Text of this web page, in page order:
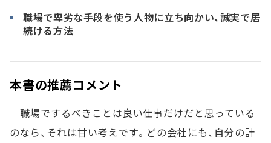
職場で卑劣な手段を使う人物に立ち向かい、誠実で居
続ける方法
本書の推薦コメント
職場でするべきことは良い仕事だけだと思っている
のなら、それは甘い考えです。どの会社にも、自分の計